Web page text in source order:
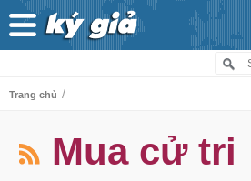
Trang chủ /
Mua cử tri